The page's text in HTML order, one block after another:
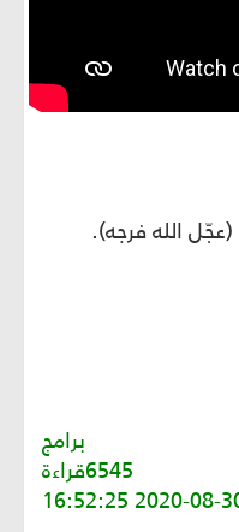
(عجّل الله فرجه).
برامج
6545قراءة
2020-08-30